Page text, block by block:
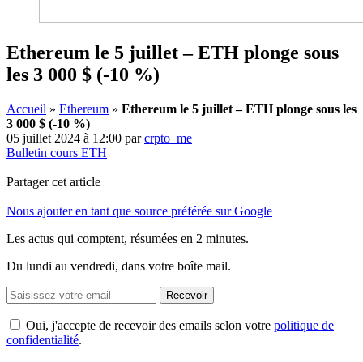
Ethereum le 5 juillet – ETH plonge sous
les 3 000 $ (-10 %)
Accueil » Ethereum » Ethereum le 5 juillet – ETH plonge sous les
3 000 $ (-10 %)
05 juillet 2024 à 12:00 parcrpto_me
Bulletin cours ETH
Partager cet article
Nous ajouter en tant que source préférée sur Google
Les actus qui comptent, résumées en 2 minutes.
Du lundi au vendredi, dans votre boîte mail.
Recevoir
Oui, j'accepte de recevoir des emails selon votre politique de
confidentialité.